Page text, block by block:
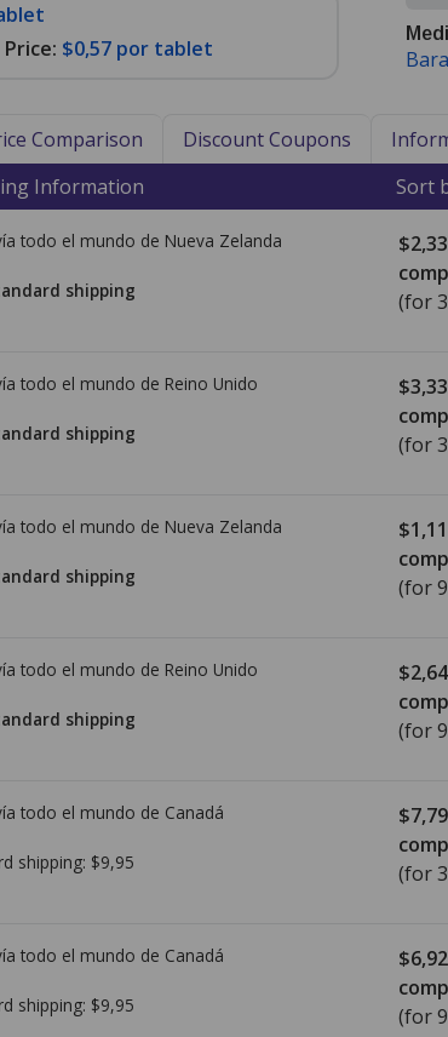
$0,57 por tablet
Comparison Discount Coupons
Information Sort
todo el mundo de Nueva Zelanda
shipping
$2,33
(for
todo el mundo de Reino Unido
shipping
$3,33
(for
todo el mundo de Nueva Zelanda
shipping
$1,11
(for
todo el mundo de Reino Unido
shipping
$2,64
(for
todo el mundo de Canadá
shipping: $9,95
$7,79
(for
todo el mundo de Canadá
shipping: $9,95
$6,92
(for